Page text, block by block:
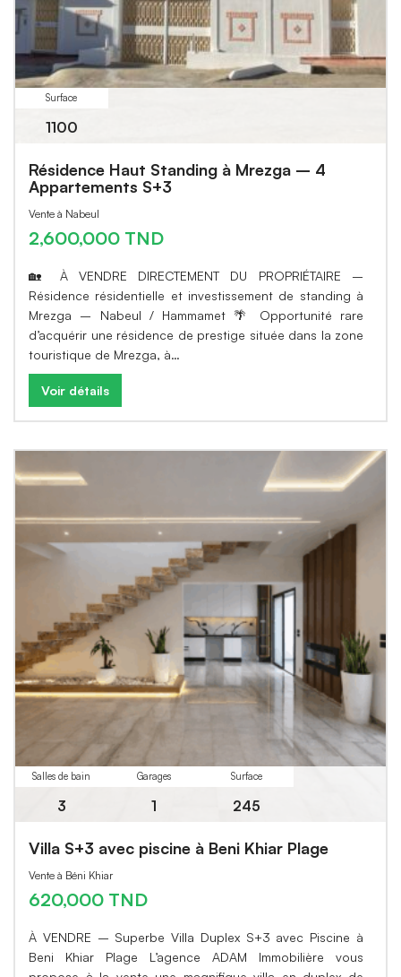
Surface
1100
Résidence Haut Standing à Mrezga – 4
Appartements S+3
Vente à Nabeul
2,600,000 TND
🏡 À VENDRE DIRECTEMENT DU PROPRIÉTAIRE –
Résidence résidentielle et investissement de standing à
Mrezga – Nabeul / Hammamet 🌴 Opportunité rare
d’acquérir une résidence de prestige située dans la zone
touristique de Mrezga, à…
Voir détails
Salles de bain
3
Garages
1
Surface
245
Villa S+3 avec piscine à Beni Khiar Plage
Vente à Béni Khiar
620,000 TND
À VENDRE – Superbe Villa Duplex S+3 avec Piscine à
Beni Khiar Plage L’agence ADAM Immobilière vous